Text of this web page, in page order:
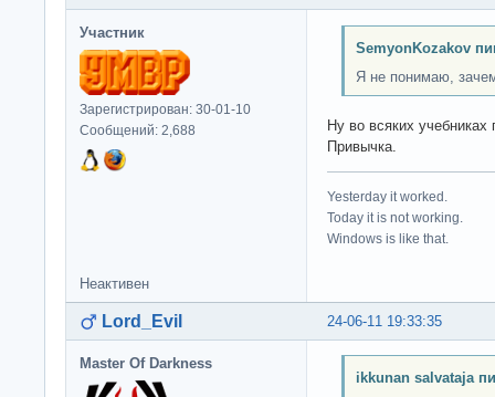
Участник
Зарегистрирован: 30-01-10
Сообщений: 2,688
SemyonKozakov
Я не понимаю,
Ну во всяких
Привычка.
Yesterday it worked.
Today it is not working.
Windows is like that.
Неактивен
24-06-11 19:33:35
Lord_Evil
Master Of Darkness
ikkunan salvataja